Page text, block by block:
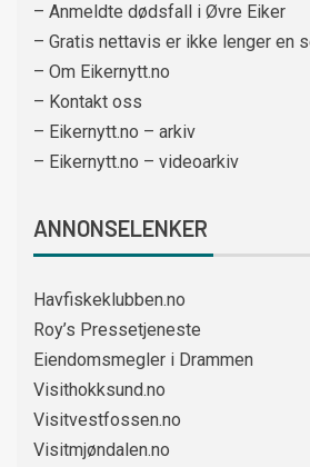
– Anmeldte dødsfall i Øvre Eiker
– Gratis nettavis er ikke lenger en
– Om Eikernytt.no
– Kontakt oss
– Eikernytt.no – arkiv
– Eikernytt.no – videoarkiv
ANNONSELENKER
Havfiskeklubben.no
Roy’s Pressetjeneste
Eiendomsmegler i Drammen
Visithokksund.no
Visitvestfossen.no
Visitmjøndalen.no